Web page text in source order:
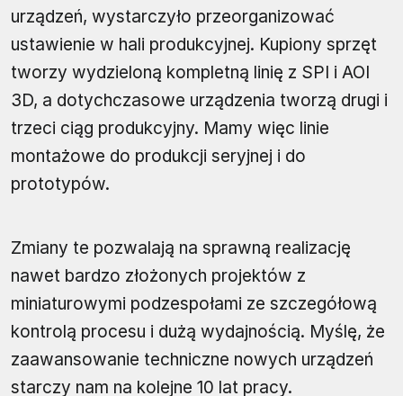
urządzeń, wystarczyło przeorganizować
ustawienie w hali produkcyjnej. Kupiony sprzęt
tworzy wydzieloną kompletną linię z SPI i AOI
3D, a dotychczasowe urządzenia tworzą drugi i
trzeci ciąg produkcyjny. Mamy więc linie
montażowe do produkcji seryjnej i do
prototypów.
Zmiany te pozwalają na sprawną realizację
nawet bardzo złożonych projektów z
miniaturowymi podzespołami ze szczegółową
kontrolą procesu i dużą wydajnością. Myślę, że
zaawansowanie techniczne nowych urządzeń
starczy nam na kolejne 10 lat pracy.